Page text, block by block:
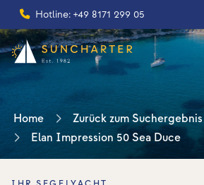
Hotline: +49 8171 299 05
Home
Zurück zum Suchergebnis
Elan Impression 50 Sea Duce